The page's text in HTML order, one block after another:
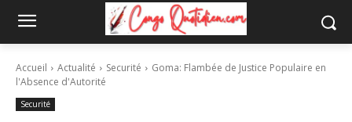
Accueil Actualité Securité
Goma: Flambée de Justice Populaire en
l'Absence d'Autorité
Securité